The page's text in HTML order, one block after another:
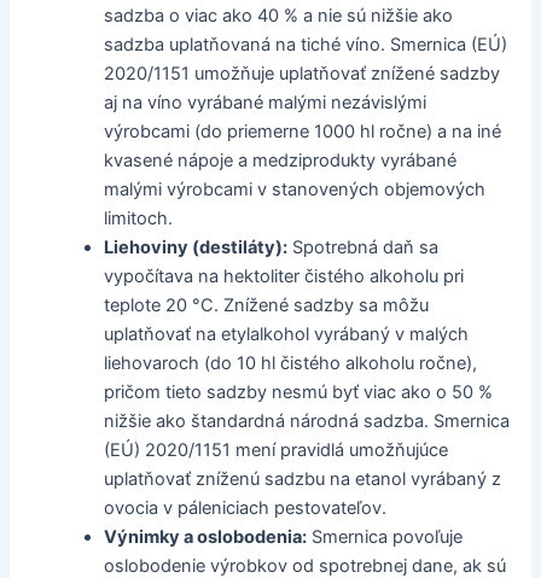
sadzba o viac ako 40 % a nie sú nižšie ako
sadzba uplatňovaná na tiché víno. Smernica (EÚ)
2020/1151 umožňuje uplatňovať znížené sadzby
aj na víno vyrábané malými nezávislými
výrobcami (do priemerne 1000 hl ročne) a na iné
kvasené nápoje a medziprodukty vyrábané
malými výrobcami v stanovených objemových
limitoch.
Liehoviny (destiláty): Spotrebná daň sa
vypočítava na hektoliter čistého alkoholu pri
teplote 20 °C. Znížené sadzby sa môžu
uplatňovať na etylalkohol vyrábaný v malých
liehovaroch (do 10 hl čistého alkoholu ročne),
pričom tieto sadzby nesmú byť viac ako o 50 %
nižšie ako štandardná národná sadzba. Smernica
(EÚ) 2020/1151 mení pravidlá umožňujúce
uplatňovať zníženú sadzbu na etanol vyrábaný z
ovocia v páleniciach pestovateľov.
Výnimky a oslobodenia: Smernica povoľuje
oslobodenie výrobkov od spotrebnej dane, ak sú